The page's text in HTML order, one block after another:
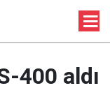
400 aldı